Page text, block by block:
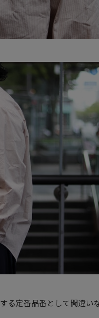
る定番品番として間違い